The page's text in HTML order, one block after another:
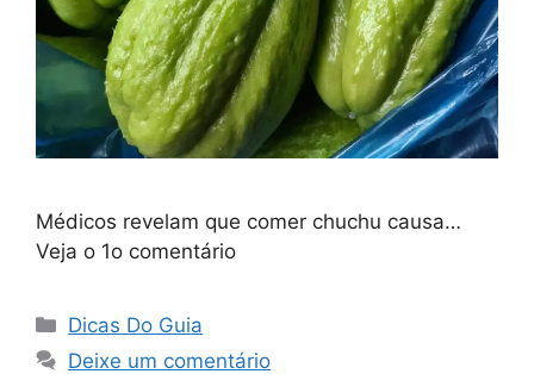
Médicos revelam que comer chuchu causa…
Veja o 1o comentário
Categorias
Dicas Do Guia
Deixe um comentário